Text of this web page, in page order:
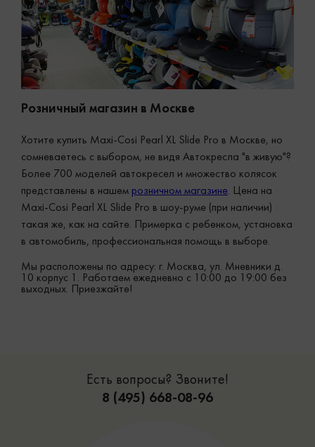
Розничный магазин в Москве
Хотите купить Maxi-Cosi Pearl XL Slide Pro в Москве, но
сомневаетесь с выбором, не видя Автокресла "в живую"?
Более 700 моделей автокресел и множество колясок
представлены в нашем розничном магазине. Цена на
Maxi-Cosi Pearl XL Slide Pro в шоу-руме (при наличии)
такая же, как на сайте. Примерка с ребенком, установка
в автомобиль, профессиональная помощь в выборе.
Мы расположены по адресу: г. Москва, ул. Мневники д.
10 корпус 1. Работаем ежедневно с 10:00 до 19:00 без
выходных. Приезжайте!
Есть вопросы? Звоните!
8 (495) 668-08-96